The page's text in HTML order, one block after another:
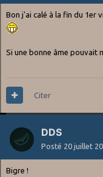
Bon j'ai calé à la fin du 1er
Si une bonne âme pouvait
Citer
DDS
Posté 20 juillet
Bigre !